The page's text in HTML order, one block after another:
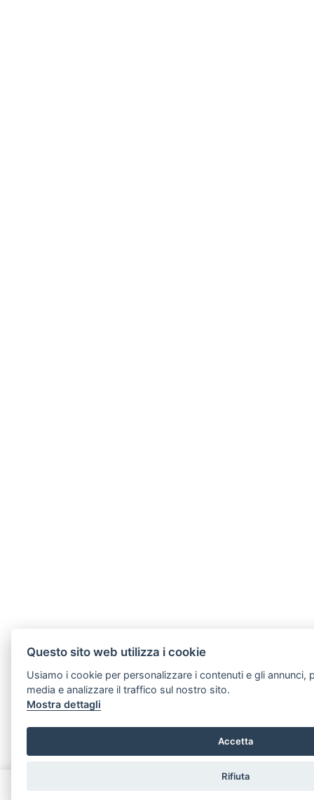
Questo sito web utilizza i cookie
Usiamo i cookie per personalizzare i contenuti e gli annunci,
media e analizzare il traffico sul nostro sito.
Mostra dettagli
Accetta
Rifiuta